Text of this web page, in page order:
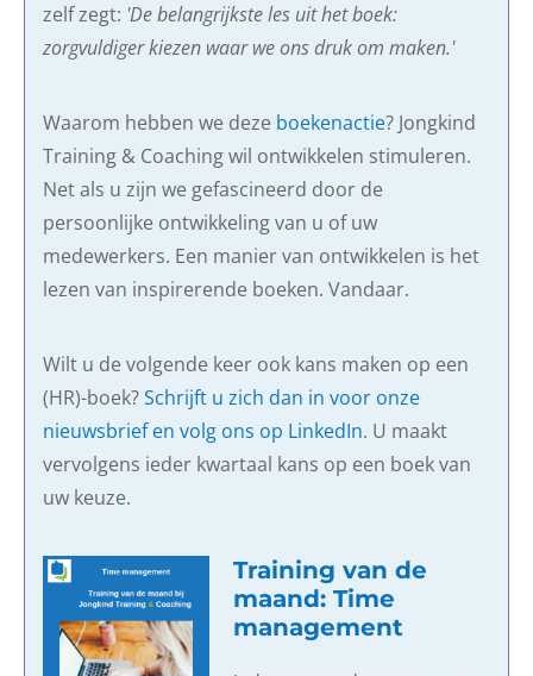
zelf zegt: 'De belangrijkste les uit het boek:
zorgvuldiger kiezen waar we ons druk om maken.'
Waarom hebben we deze boekenactie? Jongkind
Training & Coaching wil ontwikkelen stimuleren.
Net als u zijn we gefascineerd door de
persoonlijke ontwikkeling van u of uw
medewerkers. Een manier van ontwikkelen is het
lezen van inspirerende boeken. Vandaar.
Wilt u de volgende keer ook kans maken op een
(HR)-boek?Schrijft u zich dan in voor onze
nieuwsbrief en volg ons op LinkedIn. U maakt
vervolgens ieder kwartaal kans op een boek van
uw keuze.
Training van de
maand: Time
management